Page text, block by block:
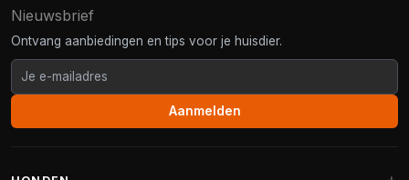
Nieuwsbrief
Ontvang aanbiedingen en tips voor je huisdier.
Aanmelden